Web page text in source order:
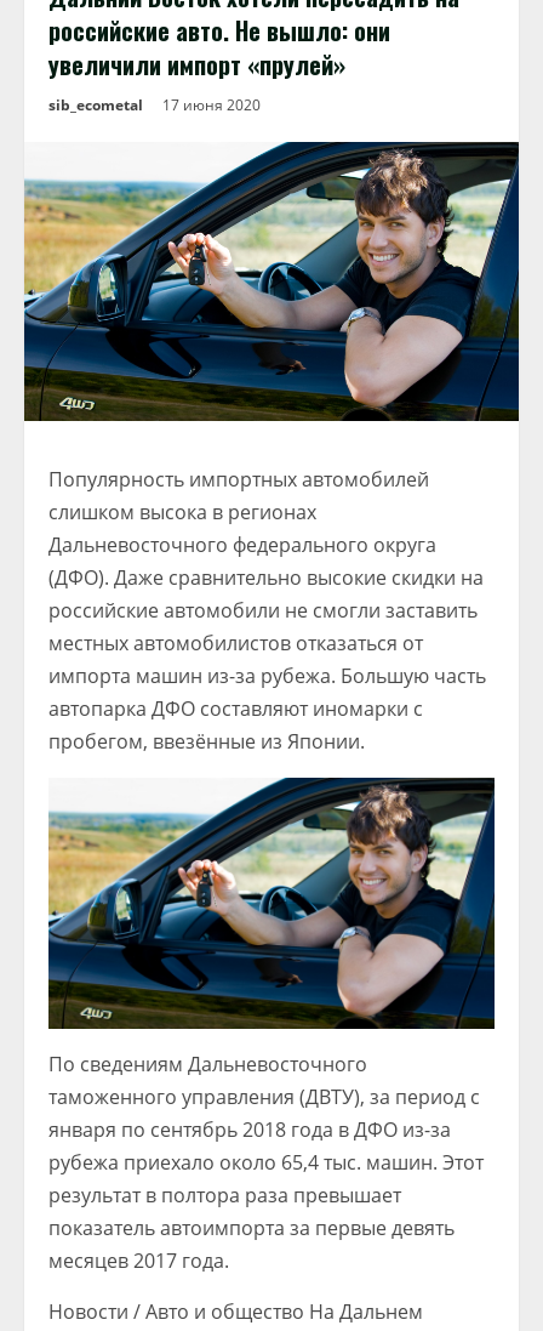
российские авто. Не вышло: они
увеличили импорт «прулей»
sib_ecometal 17 июня 2020
Популярность импортных автомобилей
слишком высока в регионах
Дальневосточного федерального округа
(ДФО). Даже сравнительно высокие скидки на
российские автомобили не смогли заставить
местных автомобилистов отказаться от
импорта машин из-за рубежа. Большую часть
автопарка ДФО составляют иномарки с
пробегом, ввезённые из Японии.
По сведениям Дальневосточного
таможенного управления (ДВТУ), за период с
января по сентябрь 2018 года в ДФО из-за
рубежа приехало около 65,4 тыс. машин. Этот
результат в полтора раза превышает
показатель автоимпорта за первые девять
месяцев 2017 года.
Новости / Авто и общество На Дальнем